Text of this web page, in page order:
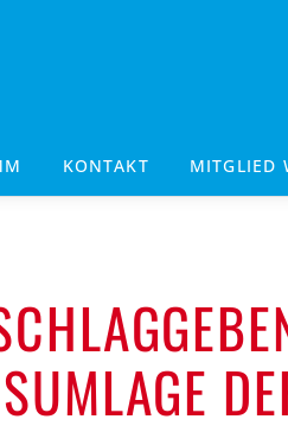
KONTAKT MITGLIED